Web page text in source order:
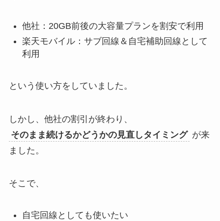
他社：20GB前後の大容量プランを割安で利用
楽天モバイル：サブ回線＆自宅補助回線として
利用
という使い方をしていました。
しかし、他社の割引が終わり、
そのまま続けるかどうかの見直しタイミング が来
ました。
そこで、
自宅回線としても使いたい